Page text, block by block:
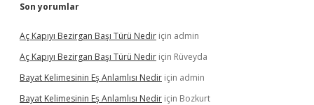
Son yorumlar
Aç Kapıyı Bezirgan Başı Türü Nedir için admin
Aç Kapıyı Bezirgan Başı Türü Nedir için Rüveyda
Bayat Kelimesinin Eş Anlamlısı Nedir için admin
Bayat Kelimesinin Eş Anlamlısı Nedir için Bozkurt